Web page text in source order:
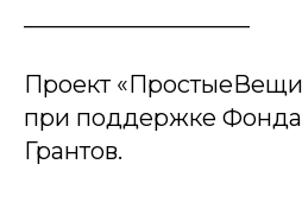
Проект
при поддержке
Грантов.